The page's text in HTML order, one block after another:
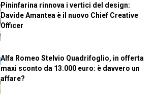
Pininfarina rinnova i vertici del design:
Davide Amantea è il nuovo Chief Creative
Officer
Alfa Romeo Stelvio Quadrifoglio, in offerta
maxi sconto da 13.000 euro: è davvero un
affare?